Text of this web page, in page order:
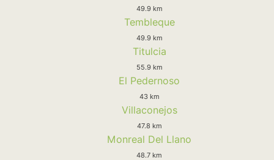
49.9 km
Tembleque
49.9 km
Titulcia
55.9 km
El Pedernoso
43 km
Villaconejos
47.8 km
Monreal Del Llano
48.7 km